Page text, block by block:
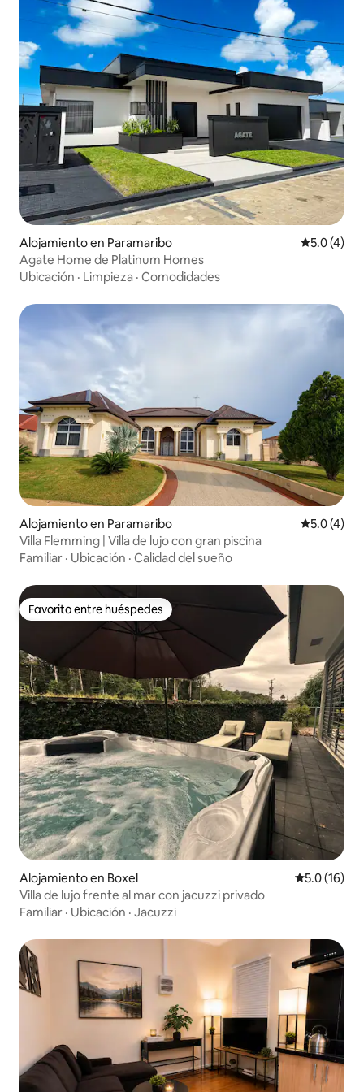
Alojamiento en Paramaribo
5.0 (4)
Agate Home de Platinum Homes
Ubicación · Limpieza · Comodidades
Alojamiento en Paramaribo
5.0 (4)
Villa Flemming | Villa de lujo con gran piscina
Familiar · Ubicación · Calidad del sueño
Favorito entre huéspedes
Favorito entre huéspedes
Alojamiento en Boxel Calificación
5.0 (16)
Villa de lujo frente al mar con jacuzzi privado
Familiar · Ubicación · Jacuzzi